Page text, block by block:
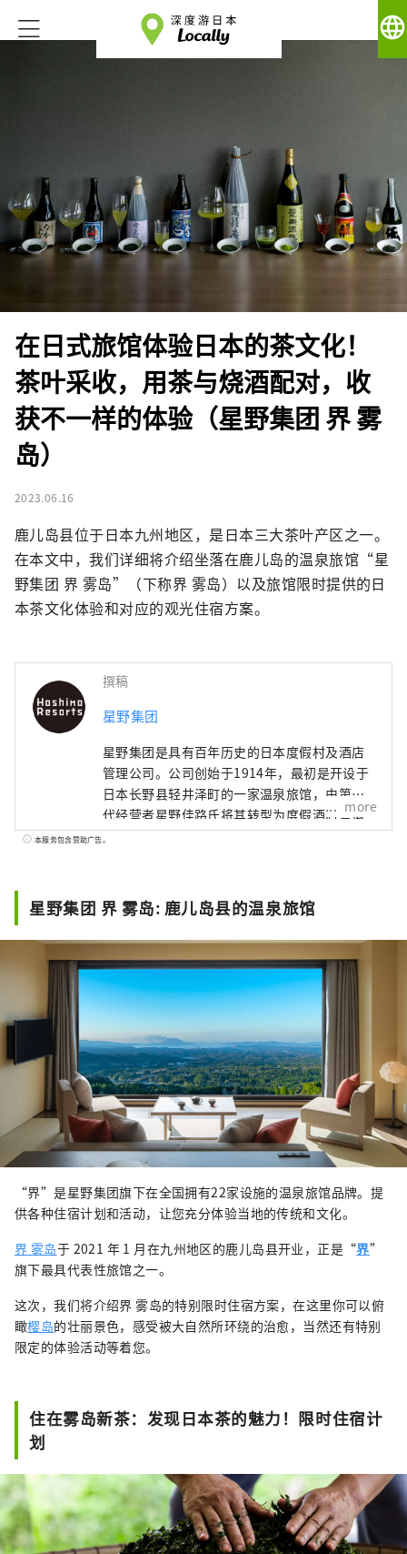
language
在日式旅馆体验日本的茶文化！
茶叶采收，用茶与烧酒配对，收
获不一样的体验（星野集团 界 雾
岛）
2023.06.16
鹿儿岛县位于日本九州地区，是日本三大茶叶产区之一。
在本文中，我们详细将介绍坐落在鹿儿岛的温泉旅馆“星
野集团 界 雾岛”（下称界 雾岛）以及旅馆限时提供的日
本茶文化体验和对应的观光住宿方案。
撰稿
星野集团
星野集团是具有百年历史的日本度假村及酒店
管理公司。公司创始于1914年，最初是开设于
日本长野县轻井泽町的一家温泉旅馆，由第四
代经营者星野佳路氏将其转型为度假酒店营运
公司，继而发展成为业界具有影响力的存在。
在地区本土特色及精致细腻的日式服务，目前
经营有顶级奢华酒店品牌“虹夕诺雅”、日式
精品温泉旅馆品牌“界”、时尚亲子度假村品
牌“RISONARE”、都市观光酒店品牌
“OMO”、以自由为本的兴趣主题酒店品牌
“BEB”五大品牌，及其他个性酒店设施。
more
本服务包含赞助广告。
星野集团 界 雾岛: 鹿儿岛县的温泉旅馆
“界”是星野集团旗下在全国拥有22家设施的温泉旅馆品牌。提
供各种住宿计划和活动，让您充分体验当地的传统和文化。
界 雾岛于 2021 年 1 月在九州地区的鹿儿岛县开业，正是“界”
旗下最具代表性旅馆之一。
这次，我们将介绍界 雾岛的特别限时住宿方案，在这里你可以俯
瞰樱岛的壮丽景色，感受被大自然所环绕的治愈，当然还有特别
限定的体验活动等着您。
住在雾岛新茶：发现日本茶的魅力！限时住宿计
划